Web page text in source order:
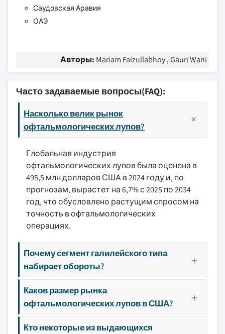
Саудовская Аравия
ОАЭ
Авторы: Mariam Faizullabhoy , Gauri Wani
Часто задаваемые вопросы(FAQ):
Насколько велик рынок
офтальмологических лупов?
Глобальная индустрия
офтальмологических лупов была оценена в
495,5 млн долларов США в 2024 году и, по
прогнозам, вырастет на 6,7% с 2025 по 2034
год, что обусловлено растущим спросом на
точность в офтальмологических
операциях.
Почему сегмент галилейского типа
набирает обороты?
Каков размер рынка
офтальмологических лупов в США?
Кто некоторые из выдающихся